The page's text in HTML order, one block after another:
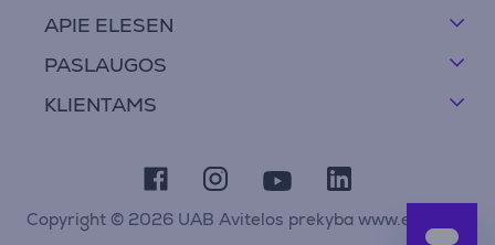
APIE ELESEN
PASLAUGOS
KLIENTAMS
Copyright © 2026 UAB Avitelos prekyba www.elesen.lt